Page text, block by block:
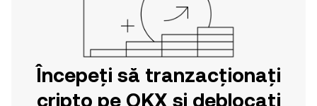
Începeți să tranzacționați
cripto pe OKX și deblocați